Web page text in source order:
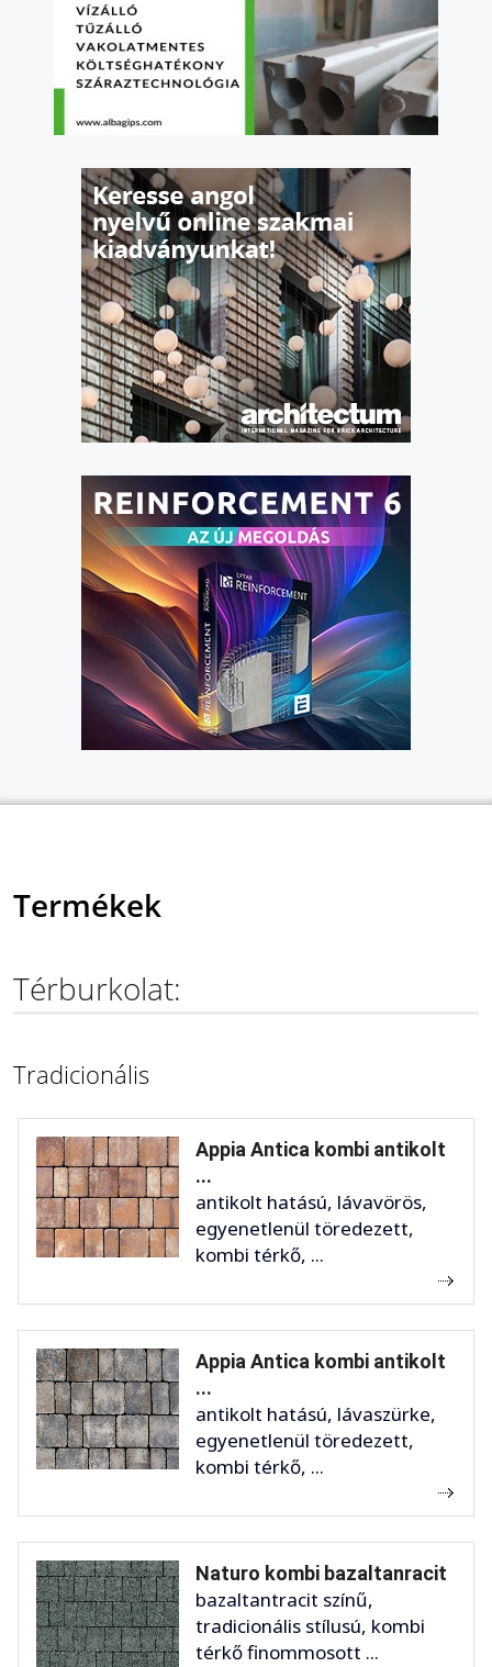
Termékek
Térburkolat:
Tradicionális
Appia Antica kombi antikolt
...
antikolt hatású, lávavörös,
egyenetlenül töredezett,
kombi térkő, ...
Appia Antica kombi antikolt
...
antikolt hatású, lávaszürke,
egyenetlenül töredezett,
kombi térkő, ...
Naturo kombi bazaltanracit
bazaltantracit színű,
tradicionális stílusú, kombi
térkő finommosott ...